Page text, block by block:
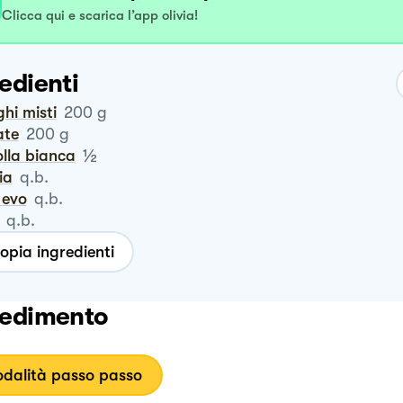
Clicca qui e scarica l’app olivia!
misti 200 g
200 g
bianca ½
q.b.
evo q.b.
q.b.
ingredienti
passo passo